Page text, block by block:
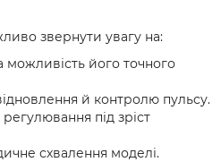
звернути увагу на:
можливість його точного
й контролю пульсу.
під зріст
схвалення моделі.